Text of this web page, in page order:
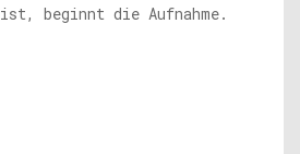
beginnt die Aufnahme.